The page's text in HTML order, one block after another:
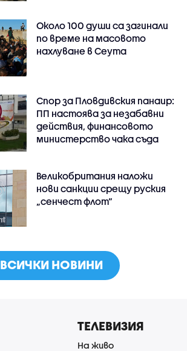
Около 100 души са загинали
по време на масовото
нахлуване в Сеута
Спор за Пловдивския панаир:
ПП настоява за незабавни
действия, финансовото
министерство чака съда
Великобритания наложи
нови санкции срещу руския
„сенчест флот“
ВСИЧКИ НОВИНИ
ТЕЛЕВИЗИЯ
На живо